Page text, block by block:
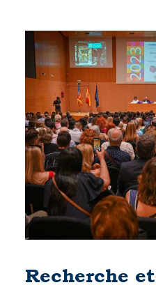
Recherche